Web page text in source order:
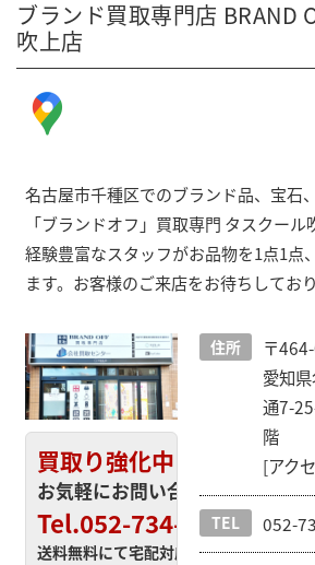
ブランド買取専門店 BRAND
吹上店
名古屋市千種区でのブランド品、宝石
「ブランドオフ」買取専門 タスクール
経験豊富なスタッフがお品物を1点1点
ます。お客様のご来店をお待ちしており
買取り強化中!!
お気軽にお問い合わせ下さい!
Tel.052-734-2815
送料無料にて宅配対応も承ります。
住所
〒
愛知
通7-
階
[アク
TEL 052-